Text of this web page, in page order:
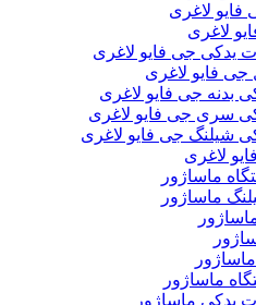
لاغری
لاغری
یدکی جی فایو لاغری
فایو لاغری
بدنه جی فایو لاغری
سری جی فایو لاغری
شیلنگ جی فایو لاغری
لاغری
ماساژور
ماساژور
ماساژور
یدکی ماساژور